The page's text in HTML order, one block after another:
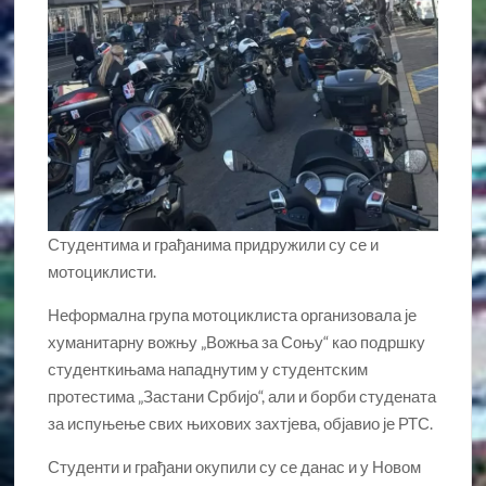
Студентима и грађанима придружили су се и
мотоциклисти.
Неформална група мотоциклиста организовала је
хуманитарну вожњу „Вожња за Соњу“ као подршку
студенткињама нападнутим у студентским
протестима „Застани Србијо“, али и борби студената
за испуњење свих њихових захтјева, објавио је РТС.
Студенти и грађани окупили су се данас и у Новом